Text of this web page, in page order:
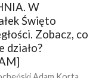
W
Święto
Zobacz, co
działo?